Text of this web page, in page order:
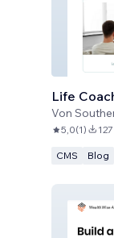
Life
Von
5,0(1) 127
CMS Blog